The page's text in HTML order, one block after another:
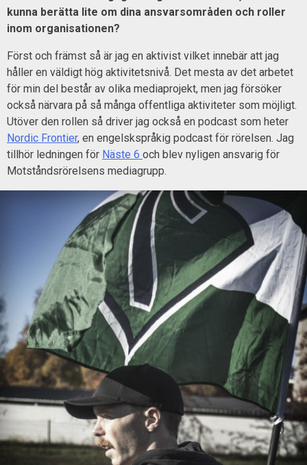
kunna berätta lite om dina ansvarsområden och roller
inom organisationen?
Först och främst så är jag en aktivist vilket innebär att jag
håller en väldigt hög aktivitetsnivå. Det mesta av det arbetet
för min del består av olika mediaprojekt, men jag försöker
också närvara på så många offentliga aktiviteter som möjligt.
Utöver den rollen så driver jag också en podcast som heter
Nordic Frontier, en engelskspråkig podcast för rörelsen. Jag
tillhör ledningen för Näste 6 och blev nyligen ansvarig för
Motståndsrörelsens mediagrupp.